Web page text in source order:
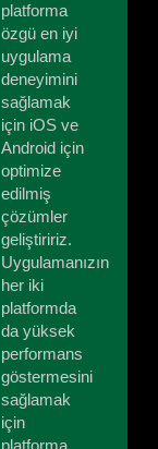
platforma
özgü en iyi
uygulama
deneyimini
sağlamak
için iOS ve
Android için
optimize
edilmiş
çözümler
geliştiririz.
Uygulamanızın
her iki
platformda
da yüksek
performans
göstermesini
sağlamak
için